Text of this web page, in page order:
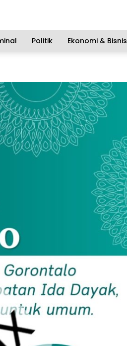
Politik Ekonomi & Bisnis